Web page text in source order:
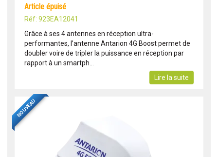
article épuisé
Réf: 923EA12041
Grâce à ses 4 antennes en réception ultra-
performantes, l’antenne Antarion 4G Boost permet de
doubler voire de tripler la puissance en réception par
rapport à un smartph...
Lire la suite
NOUVEAU